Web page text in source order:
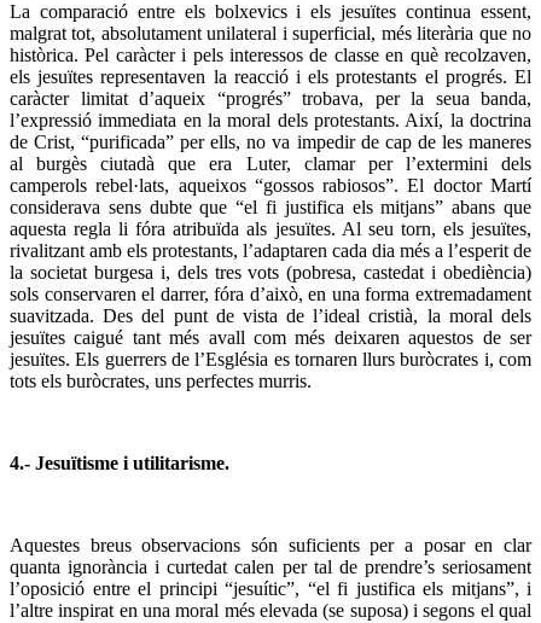
La comparació entre els bolxevics i els jesuïtes continua essent,
malgrat tot, absolutament unilateral i superficial, més literària que no
històrica. Pel caràcter i pels interessos de classe en què recolzaven,
els jesuïtes representaven la reacció i els protestants el progrés. El
caràcter limitat d’aqueix “progrés” trobava, per la seua banda,
l’expressió immediata en la moral dels protestants. Així, la doctrina
de Crist, “purificada” per ells, no va impedir de cap de les maneres
al burgès ciutadà que era Luter, clamar per l’extermini dels
camperols rebel·lats, aqueixos “gossos rabiosos”. El doctor Martí
considerava sens dubte que “el fi justifica els mitjans” abans que
aquesta regla li fóra atribuïda als jesuïtes. Al seu torn, els jesuïtes,
rivalitzant amb els protestants, l’adaptaren cada dia més a l’esperit de
la societat burgesa i, dels tres vots (pobresa, castedat i obediència)
sols conservaren el darrer, fóra d’això, en una forma extremadament
suavitzada. Des del punt de vista de l’ideal cristià, la moral dels
jesuïtes caigué tant més avall com més deixaren aquestos de ser
jesuïtes. Els guerrers de l’Església es tornaren llurs buròcrates i, com
tots els buròcrates, uns perfectes murris.
4.- Jesuïtisme i utilitarisme.
Aquestes breus observacions són suficients per a posar en clar
quanta ignorància i curtedat calen per tal de prendre’s seriosament
l’oposició entre el principi “jesuític”, “el fi justifica els mitjans”, i
l’altre inspirat en una moral més elevada (se suposa) i segons el qual